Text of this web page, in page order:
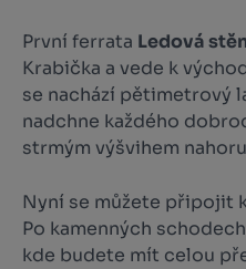
První ferrata Ledová
Krabička a vede k
se nachází pětimetrový
nadchne každého
strmým výšvihem
Nyní se můžete připojit
Po kamenných
kde budete mít celou